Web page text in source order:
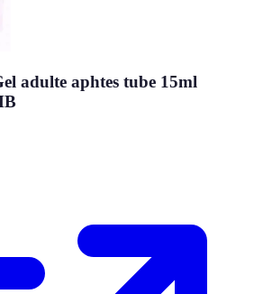
adulte aphtes tube 15ml